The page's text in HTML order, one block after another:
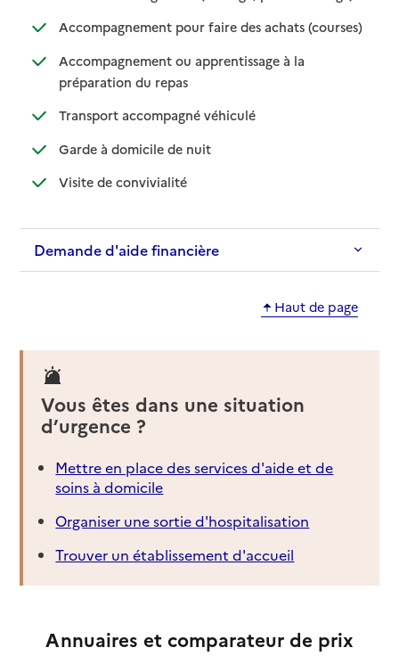
Accompagnement pour faire des achats (courses)
:
: non
Accompagnement ou apprentissage à la
préparation du repas: disponible
: non disponible
Transport accompagné véhiculé: disponible
: non disponible
Garde à domicile de nuit: disponible
: non disponible
Visite de convivialité: disponible
: non disponible
Demande d'aide financière
Haut de page
Vous êtes dans une situation
d’urgence ?
Mettre en place des services d'aide et de
soins à domicile
Organiser une sortie d'hospitalisation
Trouver un établissement d'accueil
Annuaires et comparateur de prix